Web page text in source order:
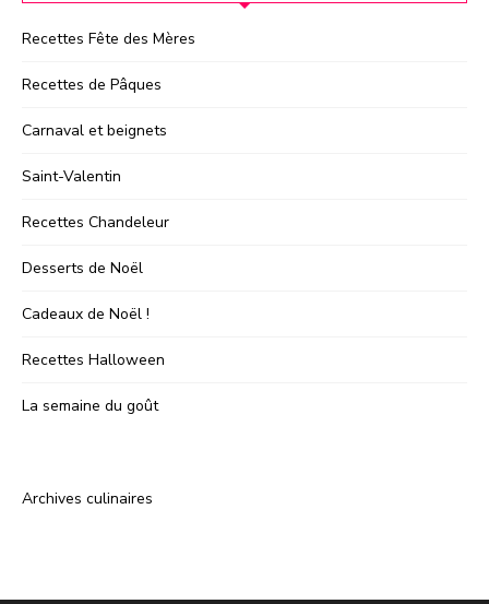
Recettes Fête des Mères
Recettes de Pâques
Carnaval et beignets
Saint-Valentin
Recettes Chandeleur
Desserts de Noël
Cadeaux de Noël !
Recettes Halloween
La semaine du goût
Archives culinaires